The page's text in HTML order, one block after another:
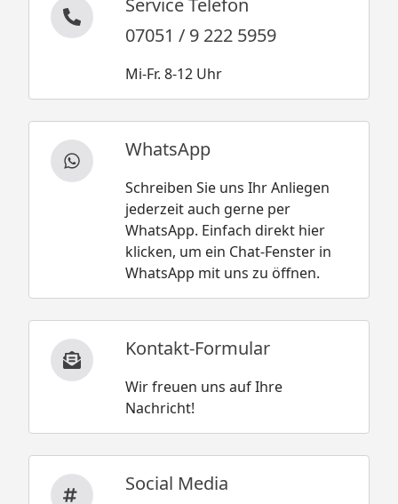
Service Telefon
07051 / 9 222 5959
Mi-Fr. 8-12 Uhr
WhatsApp
Schreiben Sie uns Ihr Anliegen
jederzeit auch gerne per
WhatsApp. Einfach direkt hier
klicken, um ein Chat-Fenster in
WhatsApp mit uns zu öffnen.
Kontakt-Formular
Wir freuen uns auf Ihre
Nachricht!
Social Media